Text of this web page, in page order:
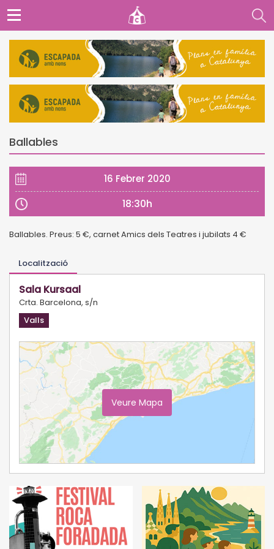
Ballables
16 Febrer 2020
18:30h
Ballables. Preus: 5 €, carnet Amics dels Teatres i jubilats 4 €
Localització
Sala Kursaal
Crta. Barcelona, s/n
Valls
Veure Mapa